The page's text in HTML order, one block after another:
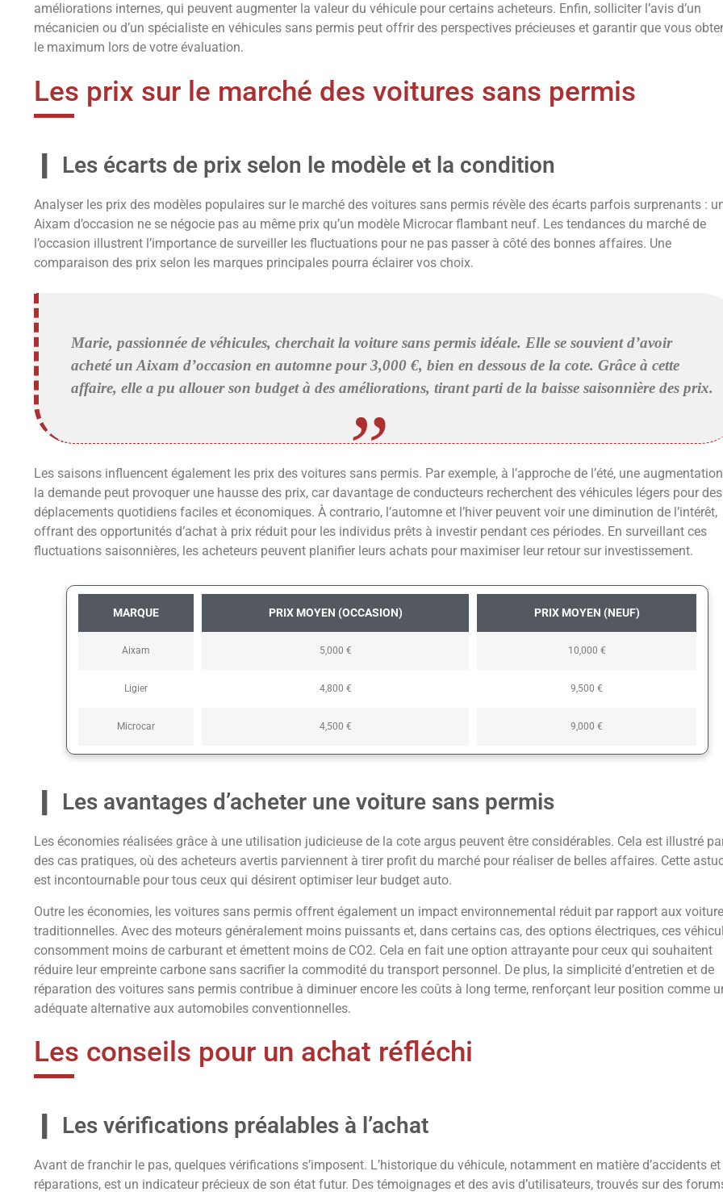
améliorations internes, qui peuvent augmenter la valeur du véhicule pour certains acheteurs. Enfin, solliciter l’avis d’un
mécanicien ou d’un spécialiste en véhicules sans permis peut offrir des perspectives précieuses et garantir que vous
le maximum lors de votre évaluation.
Les prix sur le marché des voitures sans permis
Les écarts de prix selon le modèle et la condition
Analyser les prix des modèles populaires sur le marché des voitures sans permis révèle des écarts parfois surprenants :
Aixam d’occasion ne se négocie pas au même prix qu’un modèle Microcar flambant neuf. Les tendances du marché de
l’occasion illustrent l’importance de surveiller les fluctuations pour ne pas passer à côté des bonnes affaires. Une
comparaison des prix selon les marques principales pourra éclairer vos choix.
Marie, passionnée de véhicules, cherchait la voiture sans permis idéale. Elle se souvient d’avoir
acheté un Aixam d’occasion en automne pour 3,000 €, bien en dessous de la cote. Grâce à cette
affaire, elle a pu allouer son budget à des améliorations, tirant parti de la baisse saisonnière des prix.
Les saisons influencent également les prix des voitures sans permis. Par exemple, à l’approche de l’été, une
la demande peut provoquer une hausse des prix, car davantage de conducteurs recherchent des véhicules légers pour des
déplacements quotidiens faciles et économiques. À contrario, l’automne et l’hiver peuvent voir une diminution de l’intérêt,
offrant des opportunités d’achat à prix réduit pour les individus prêts à investir pendant ces périodes. En surveillant ces
fluctuations saisonnières, les acheteurs peuvent planifier leurs achats pour maximiser leur retour sur investissement.
MARQUE PRIX MOYEN (OCCASION) PRIX MOYEN (NEUF)
Aixam 5,000 € 10,000 €
Ligier 4,800 € 9,500 €
Microcar 4,500 € 9,000 €
Les avantages d’acheter une voiture sans permis
Les économies réalisées grâce à une utilisation judicieuse de la cote argus peuvent être considérables. Cela est illustré
des cas pratiques, où des acheteurs avertis parviennent à tirer profit du marché pour réaliser de belles affaires. Cette
est incontournable pour tous ceux qui désirent optimiser leur budget auto.
Outre les économies, les voitures sans permis offrent également un impact environnemental réduit par rapport aux
traditionnelles. Avec des moteurs généralement moins puissants et, dans certains cas, des options électriques, ces
consomment moins de carburant et émettent moins de CO2. Cela en fait une option attrayante pour ceux qui souhaitent
réduire leur empreinte carbone sans sacrifier la commodité du transport personnel. De plus, la simplicité d’entretien et de
réparation des voitures sans permis contribue à diminuer encore les coûts à long terme, renforçant leur position comme
adéquate alternative aux automobiles conventionnelles.
Les conseils pour un achat réfléchi
Les vérifications préalables à l’achat
Avant de franchir le pas, quelques vérifications s’imposent. L’historique du véhicule, notamment en matière d’accidents et
réparations, est un indicateur précieux de son état futur. Des témoignages et des avis d’utilisateurs, trouvés sur des